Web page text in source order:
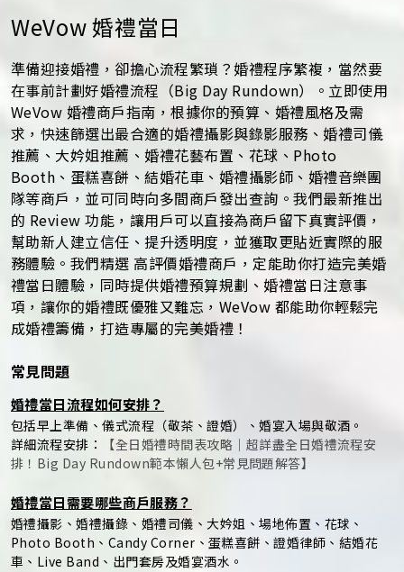
WeVow 婚禮當日
準備迎接婚禮，卻擔心流程繁瑣？婚禮程序繁複，當然要
在事前計劃好婚禮流程（Big Day Rundown）。立即使用
WeVow 婚禮商戶指南，根據你的預算、婚禮風格及需
求，快速篩選出最合適的婚禮攝影與錄影服務、婚禮司儀
推薦、大妗姐推薦、婚禮花藝布置、花球、Photo
Booth、蛋糕喜餅、結婚花車、婚禮攝影師、婚禮音樂團
隊等商戶，並可同時向多間商戶發出查詢。我們最新推出
的 Review 功能，讓用戶可以直接為商戶留下真實評價，
幫助新人建立信任、提升透明度，並獲取更貼近實際的服
務體驗。我們精選 高評價婚禮商戶，定能助你打造完美婚
禮當日體驗，同時提供婚禮預算規劃、婚禮當日注意事
項，讓你的婚禮既優雅又難忘，WeVow 都能助你輕鬆完
成婚禮籌備，打造專屬的完美婚禮！
常見問題
婚禮當日流程如何安排？
包括早上準備、儀式流程（敬茶、證婚）、婚宴入場與敬酒。
詳細流程安排：
【全日婚禮時間表攻略｜超詳盡全日婚禮流程安
排！Big Day Rundown範本懶人包+常見問題解答】
婚禮當日需要哪些商戶服務？
婚禮攝影、婚禮攝錄、婚禮司儀、大妗姐、場地佈置、花球、
Photo Booth、Candy Corner、蛋糕喜餅、證婚律師、結婚花
車、Live Band、出門套房及婚宴酒水。